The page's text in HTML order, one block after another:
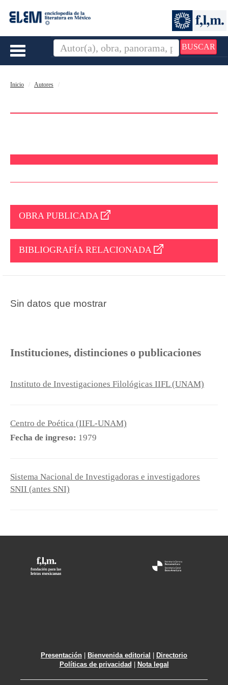
BUSCAR
Toggle
Inicio Autores
OBRA PUBLICADA
BIBLIOGRAFÍA RELACIONADA
Sin datos que mostrar
Instituciones, distinciones o publicaciones
Instituto de Investigaciones Filológicas IIFL (UNAM)
Centro de Poética (IIFL-UNAM)
Fecha de ingreso: 1979
Sistema Nacional de Investigadoras e investigadores
SNII (antes SNI)
Presentación Bienvenida editorial
Directorio
Políticas de privacidad
Nota legal